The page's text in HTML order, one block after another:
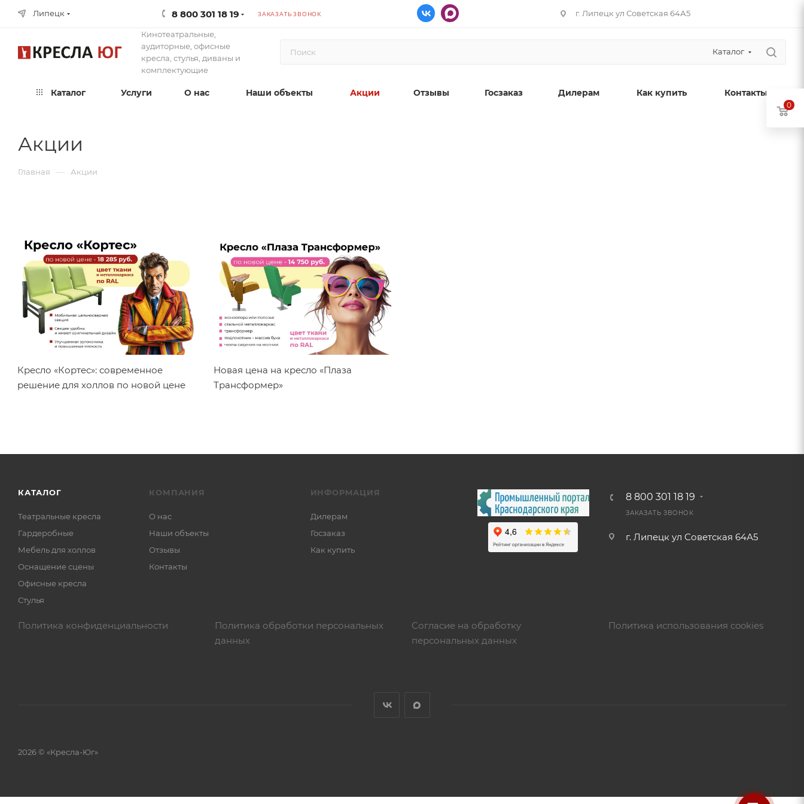
Липецк 8 800 301 18 19 ЗАКАЗАТЬ ЗВОНОК г. Липецк ул Советская 64А5
Кинотеатральные,
аудиторные, офисные
кресла, стулья, диваны и
комплектующие
Каталог
Каталог Услуги О нас Наши объекты Акции Отзывы Госзаказ Дилерам Как купить Контакты
Акции
Главная — Акции
Кресло «Кортес»: современное
решение для холлов по новой цене
Новая цена на кресло «Плаза
Трансформер»
КАТАЛОГ
Театральные кресла
Гардеробные
Мебель для холлов
Оснащение сцены
Офисные кресла
Стулья
КОМПАНИЯ
О нас
Наши объекты
Отзывы
Контакты
ИНФОРМАЦИЯ
Дилерам
Госзаказ
Как купить
8 800 301 18 19
ЗАКАЗАТЬ ЗВОНОК
г. Липецк ул Советская 64А5
Политика конфиденциальности
Политика обработки персональных
данных
Согласие на обработку
персональных данных
Политика использования cookies
2026 © «Кресла-Юг»
0